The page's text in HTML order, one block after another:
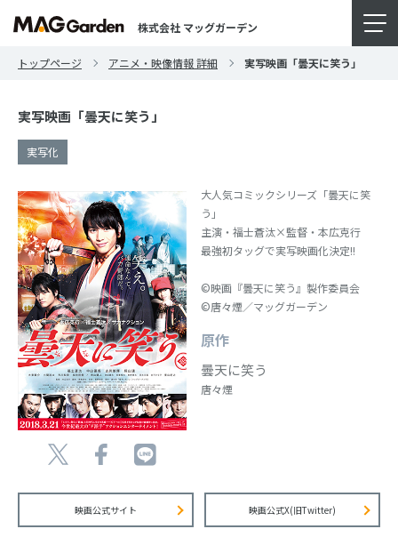
株式会社 マッグガーデン
トップページ アニメ・映像情報 詳細 実写映画「曇天に笑う」
実写映画「曇天に笑う」
実写化
大人気コミックシリーズ「曇天に笑
う」
主演・福士蒼汰×監督・本広克行
最強初タッグで実写映画化決定!!
©映画『曇天に笑う』製作委員会
©唐々煙／マッグガーデン
原作
曇天に笑う
唐々煙
映画公式サイト 映画公式X(旧Twitter)